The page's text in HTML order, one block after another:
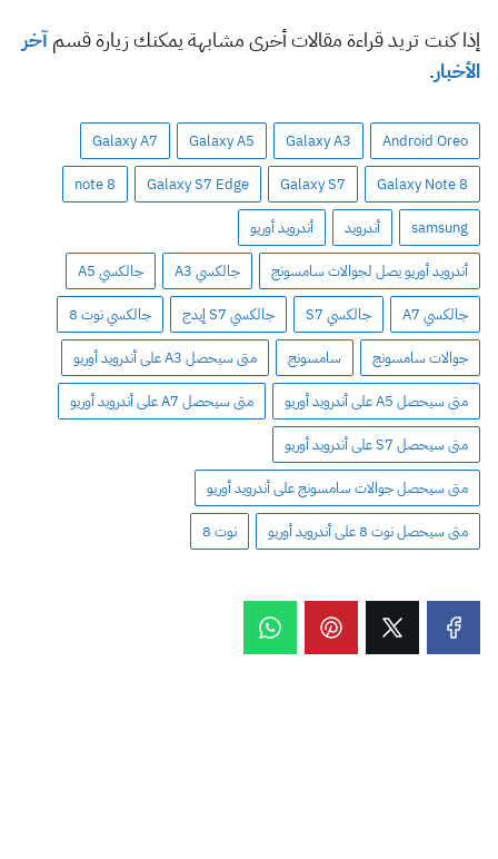
إذا كنت تريد قراءة مقالات أخرى مشابهة يمكنك زيارة قسمآخر
الأخبار.
Android Oreo
Galaxy A3
Galaxy A5
Galaxy A7
Galaxy Note 8
Galaxy S7
Galaxy S7 Edge
note 8
samsung أندرويد أندرويد أوريو
أندرويد أوريو يصل لجوالات سامسونج جالكسي A3 جالكسي A5
جالكسي A7 جالكسي S7 جالكسي S7 إيدج جالكسي نوت 8
جوالات سامسونج سامسونج متى سيحصل A3 على أندرويد أوريو
متى سيحصل A5 على أندرويد أوريو متى سيحصل A7 على أندرويد أوريو
متى سيحصل S7 على أندرويد أوريو
متى سيحصل جوالات سامسونج على أندرويد أوريو
متى سيحصل نوت 8 على أندرويد أوريو نوت 8